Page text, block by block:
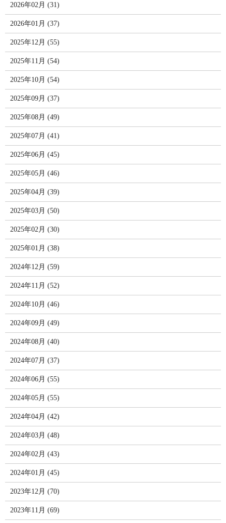
2026年02月 (31)
2026年01月 (37)
2025年12月 (55)
2025年11月 (54)
2025年10月 (54)
2025年09月 (37)
2025年08月 (49)
2025年07月 (41)
2025年06月 (45)
2025年05月 (46)
2025年04月 (39)
2025年03月 (50)
2025年02月 (30)
2025年01月 (38)
2024年12月 (59)
2024年11月 (52)
2024年10月 (46)
2024年09月 (49)
2024年08月 (40)
2024年07月 (37)
2024年06月 (55)
2024年05月 (55)
2024年04月 (42)
2024年03月 (48)
2024年02月 (43)
2024年01月 (45)
2023年12月 (70)
2023年11月 (69)